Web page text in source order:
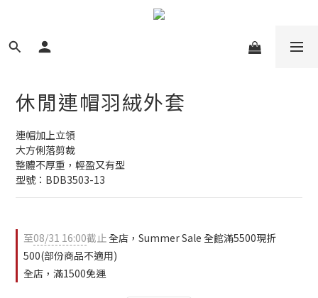
休閒連帽羽絨外套
連帽加上立領
大方俐落剪裁
整體不厚重，輕盈又有型
型號：BDB3503-13
至08/31 16:00截止全店，Summer Sale 全館滿5500現折
500(部份商品不適用)
全店，滿1500免運